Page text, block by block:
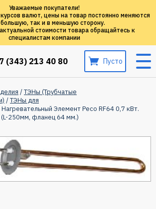
Уважаемые покупатели!
валют, цены на товар постоянно меняются
так и в меньшую сторону.
стоимости товара обращайтесь к
специалистам компании
(343) 213 40 80 Пусто
/ТЭНы (Трубчатые
/ТЭНы для
Элемент Ресо RF64 0,7 кВт.
250мм, фланец 64 мм.)